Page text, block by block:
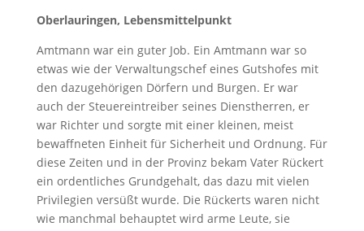
Oberlauringen, Lebensmittelpunkt
Amtmann war ein guter Job. Ein Amtmann war so
etwas wie der Verwaltungschef eines Gutshofes mit
den dazugehörigen Dörfern und Burgen. Er war
auch der Steuereintreiber seines Dienstherren, er
war Richter und sorgte mit einer kleinen, meist
bewaffneten Einheit für Sicherheit und Ordnung. Für
diese Zeiten und in der Provinz bekam Vater Rückert
ein ordentliches Grundgehalt, das dazu mit vielen
Privilegien versüßt wurde. Die Rückerts waren nicht
wie manchmal behauptet wird arme Leute, sie